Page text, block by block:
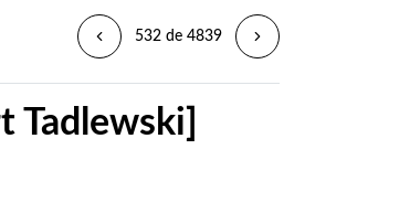
532 de 4839
Tadlewski]